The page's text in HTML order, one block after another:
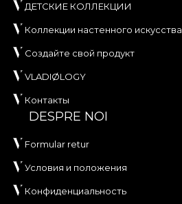
ДЕТСКИЕ КОЛЛЕКЦИИ
Коллекции настенного искусства
Создайте свой продукт
VLADIØLOGY
Контакты
DESPRE NOI
Formular retur
Условия и положения
Конфиденциальность